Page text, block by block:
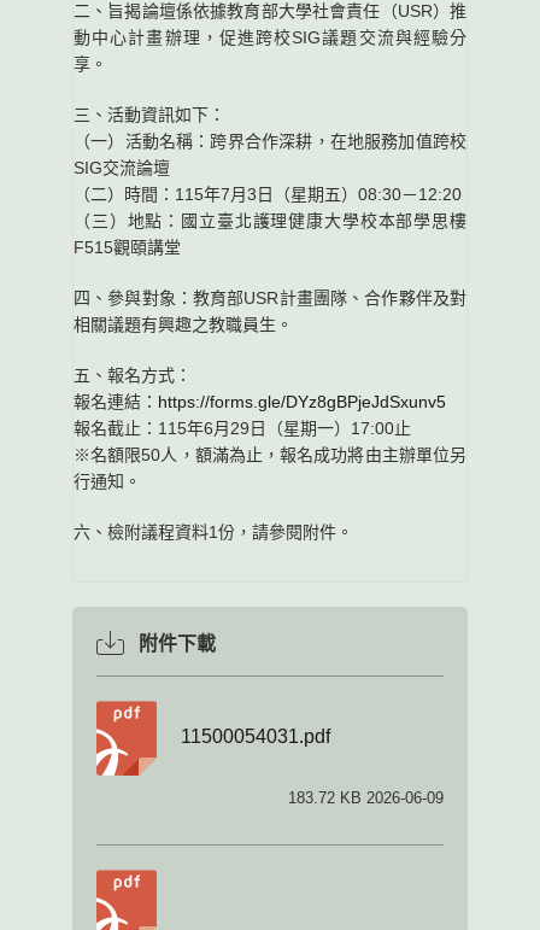
二、旨揭論壇係依據教育部大學社會責任（USR）推
動中心計畫辦理，促進跨校SIG議題交流與經驗分
享。
三、活動資訊如下：
（一）活動名稱：跨界合作深耕，在地服務加值跨校
SIG交流論壇
（二）時間：115年7月3日（星期五）08:30－12:20
（三）地點：國立臺北護理健康大學校本部學思樓
F515觀頤講堂
四、參與對象：教育部USR計畫團隊、合作夥伴及對
相關議題有興趣之教職員生。
五、報名方式：
報名連結： https://forms.gle/DYz8gBPjeJdSxunv5
報名截止：115年6月29日（星期一）17:00止
※名額限50人，額滿為止，報名成功將由主辦單位另
行通知。
六、檢附議程資料1份，請參閱附件。
附件下載
11500054031.pdf
183.72 KB 2026-06-09